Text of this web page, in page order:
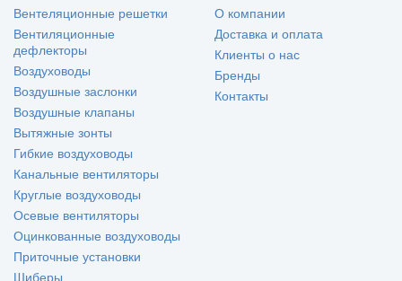
Вентеляционные решетки
Вентиляционные
дефлекторы
Воздуховоды
Воздушные заслонки
Воздушные клапаны
Вытяжные зонты
Гибкие воздуховоды
Канальные вентиляторы
Круглые воздуховоды
Осевые вентиляторы
Оцинкованные воздуховоды
Приточные установки
Шиберы
О компании
Доставка и оплата
Клиенты о нас
Бренды
Контакты